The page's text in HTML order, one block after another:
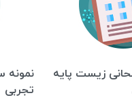
زیست پایه
نمونه
تجربی